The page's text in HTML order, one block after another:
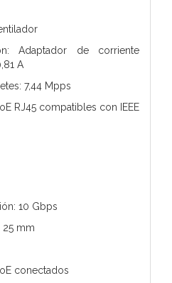
Adaptador de corriente
A
7,44 Mpps
RJ45 compatibles con IEEE
10 Gbps
25 mm
conectados